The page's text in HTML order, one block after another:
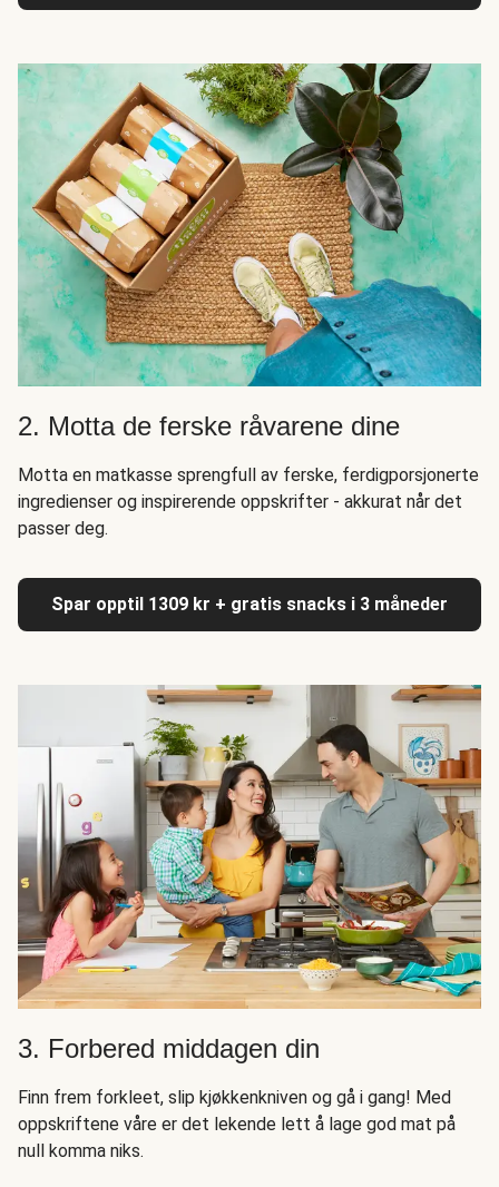
2. Motta de ferske råvarene dine
Motta en matkasse sprengfull av ferske, ferdigporsjonerte
ingredienser og inspirerende oppskrifter - akkurat når det
passer deg.
Spar opptil 1309 kr + gratis snacks i 3 måneder
3. Forbered middagen din
Finn frem forkleet, slip kjøkkenkniven og gå i gang! Med
oppskriftene våre er det lekende lett å lage god mat på
null komma niks.